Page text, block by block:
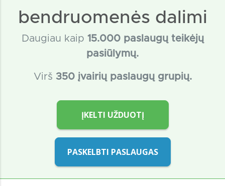
bendruomenės dalimi
Daugiau kaip 15.000 paslaugų teikėjų
pasiūlymų.
Virš 350 įvairių paslaugų grupių.
ĮKELTI UŽDUOTĮ
PASKELBTI PASLAUGAS